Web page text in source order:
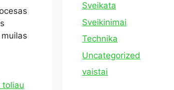
toliau
Sveikata
Sveikinimai
Technika
Uncategorized
vaistai